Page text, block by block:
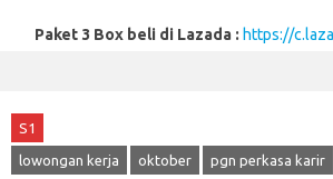
Paket 3 Box beli di Lazada : https://
S1
lowongan kerja oktober pgn perkasa karir